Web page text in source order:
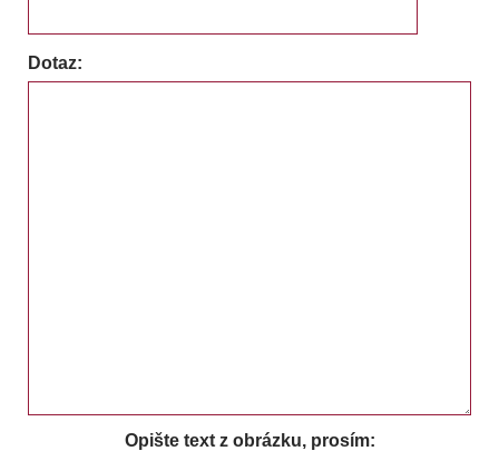
Dotaz:
Opište text z obrázku, prosím: